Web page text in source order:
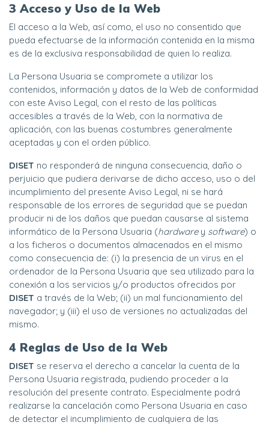
3 Acceso y Uso de la Web
El acceso a la Web, así como, el uso no consentido que
pueda efectuarse de la información contenida en la misma
es de la exclusiva responsabilidad de quien lo realiza.
La Persona Usuaria se compromete a utilizar los
contenidos, información y datos de la Web de conformidad
con este Aviso Legal, con el resto de las políticas
accesibles a través de la Web, con la normativa de
aplicación, con las buenas costumbres generalmente
aceptadas y con el orden público.
DISET no responderá de ninguna consecuencia, daño o
perjuicio que pudiera derivarse de dicho acceso, uso o del
incumplimiento del presente Aviso Legal, ni se hará
responsable de los errores de seguridad que se puedan
producir ni de los daños que puedan causarse al sistema
informático de la Persona Usuaria (hardwarey software) o
a los ficheros o documentos almacenados en el mismo
como consecuencia de: (i) la presencia de un virus en el
ordenador de la Persona Usuaria que sea utilizado para la
conexión a los servicios y/o productos ofrecidos por
DISET a través de la Web; (ii) un mal funcionamiento del
navegador; y (iii) el uso de versiones no actualizadas del
mismo.
4 Reglas de Uso de la Web
DISET se reserva el derecho a cancelar la cuenta de la
Persona Usuaria registrada, pudiendo proceder a la
resolución del presente contrato. Especialmente podrá
realizarse la cancelación como Persona Usuaria en caso
de detectar el incumplimiento de cualquiera de las